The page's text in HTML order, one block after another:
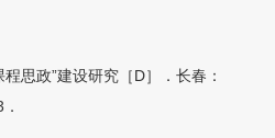
思政”建设研究［D］．长春：